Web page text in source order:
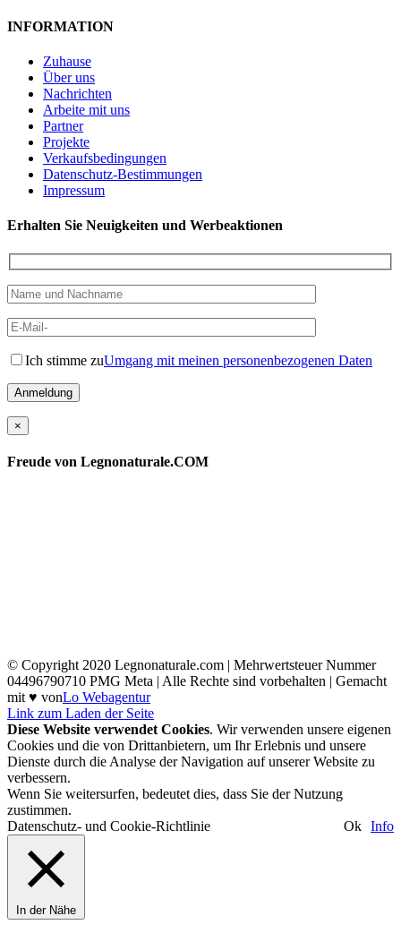
INFORMATION
Zuhause
Über uns
Nachrichten
Arbeite mit uns
Partner
Projekte
Verkaufsbedingungen
Datenschutz-Bestimmungen
Impressum
Erhalten Sie Neuigkeiten und Werbeaktionen
Ich stimme zuUmgang mit meinen personenbezogenen Daten
×
Freude von Legnonaturale.COM
© Copyright 2020 Legnonaturale.com | Mehrwertsteuer Nummer
04496790710 PMG Meta | Alle Rechte sind vorbehalten | Gemacht
mit ♥ vonLo Webagentur
Link zum Laden der Seite
Diese Website verwendet Cookies. Wir verwenden unsere eigenen
Cookies und die von Drittanbietern, um Ihr Erlebnis und unsere
Dienste durch die Analyse der Navigation auf unserer Website zu
verbessern.
Wenn Sie weitersurfen, bedeutet dies, dass Sie der Nutzung
zustimmen.
Ok Info
Datenschutz- und Cookie-Richtlinie
In der Nähe